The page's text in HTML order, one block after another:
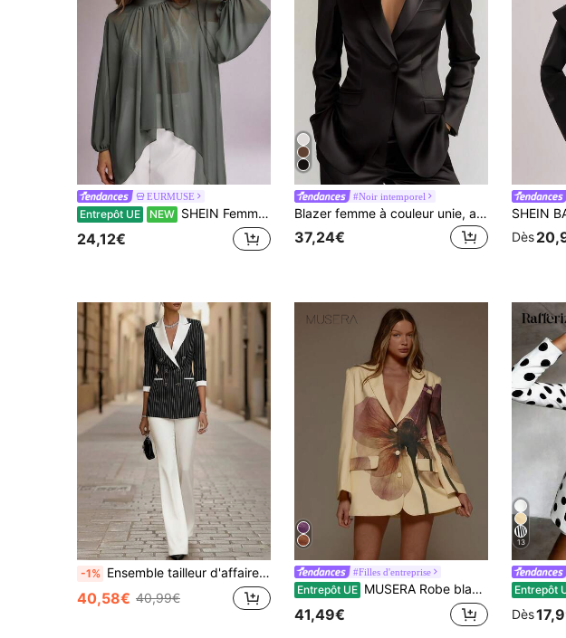
EURMUSE
Entrepôt UE NEW SHEIN Femmes, Automne, Printemps, Été, Manches longues, Coupe ample, Chemise, Manches ballon, Col incurvé, Mousseline,
24,12€
#Noir intemporel
Blazer femme à couleur unie, avec une seule boutonnière et une taille cintrée, doublé. à la mode, décontracté, élégant, pour le bureau, le quotidien, convient pour la Saint-Valentin, le carnaval
37,24€
Dès
-1% Ensemble tailleur d'affaires pour femmes avec doublure, 5 manches, tenue élégante deux-pièces pour l'été
40,58€ 40,99€
#Filles d'entreprise
Entrepôt UE MUSERA Robe blazer à imprimé floral surdimensionné, romantique, sexy et mignonne pour les occasions de fête, les sorties romantiques, l'hiver, les vacances, le printemps, l'été et les vacances élégantes
41,49€
13
Entrepôt
Dès